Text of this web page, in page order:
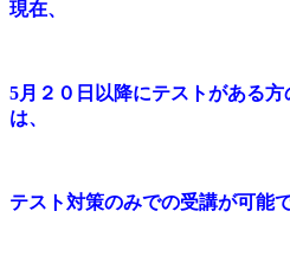
現在、
5月２０日以降にテストがある
は、
テスト対策のみでの受講が可能